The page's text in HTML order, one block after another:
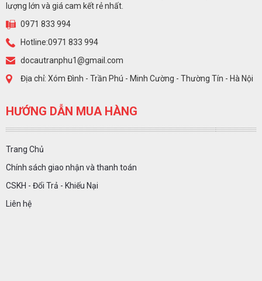
lượng lớn và giá cam kết rẻ nhất.
0971 833 994
Hotline:0971 833 994
docautranphu1@gmail.com
Địa chỉ: Xóm Đình - Trần Phú - Minh Cường - Thường Tín - Hà Nội
HƯỚNG DẪN MUA HÀNG
Trang Chủ
Chính sách giao nhận và thanh toán
CSKH - Đổi Trả - Khiếu Nại
Liên hệ